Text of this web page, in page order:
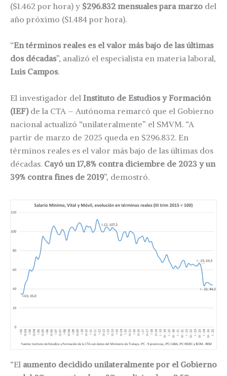
($1.462 por hora) y $296.832 mensuales para marzo del
año próximo ($1.484 por hora).
“En términos reales es el valor más bajo de las últimas
dos décadas”, analizó el especialista en materia laboral,
Luis Campos.
El investigador del Instituto de Estudios y Formación
(IEF)de la CTA – Autónoma remarcó que el Gobierno
nacional actualizó “unilateralmente” el SMVM. “A
partir de marzo de 2025 queda en $296.832. En
términos reales es el valor más bajo de las últimas dos
décadas. Cayó un 17,8% contra diciembre de 2023 y un
39% contra fines de 2019”, demostró.
“El aumento decidido unilateralmente por el Gobierno